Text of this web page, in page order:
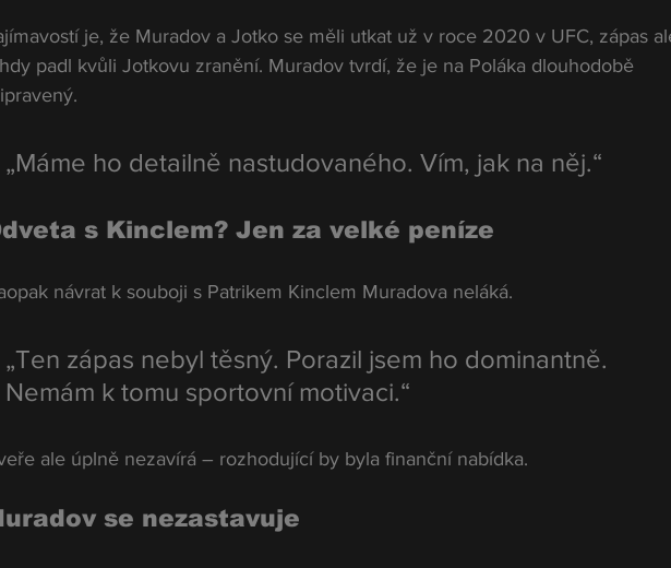
je, že Muradov a Jotko se měli utkat už v roce 2020 v UFC, zápas
padl kvůli Jotkovu zranění. Muradov tvrdí, že je na Poláka dlouhodobě
„Máme ho detailně nastudovaného. Vím, jak na něj.“
s Kinclem? Jen za velké peníze
návrat k souboji s Patrikem Kinclem Muradova neláká.
„Ten zápas nebyl těsný. Porazil jsem ho dominantně.
Nemám k tomu sportovní motivaci.“
ale úplně nezavírá – rozhodující by byla finanční nabídka.
se nezastavuje